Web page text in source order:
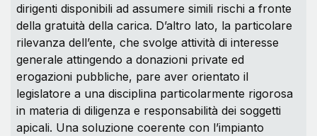
dirigenti disponibili ad assumere simili rischi a fronte
della gratuità della carica. D’altro lato, la particolare
rilevanza dell’ente, che svolge attività di interesse
generale attingendo a donazioni private ed
erogazioni pubbliche, pare aver orientato il
legislatore a una disciplina particolarmente rigorosa
in materia di diligenza e responsabilità dei soggetti
apicali. Una soluzione coerente con l’impianto